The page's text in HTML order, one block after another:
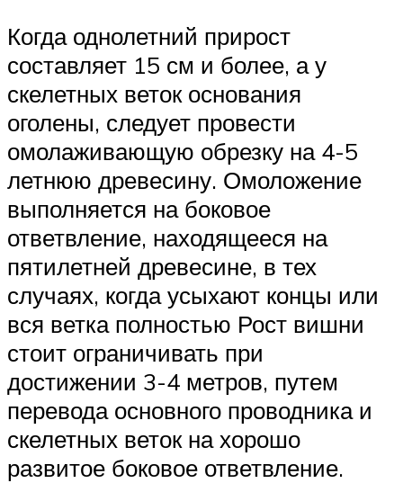
Когда однолетний прирост
составляет 15 см и более, а у
скелетных веток основания
оголены, следует провести
омолаживающую обрезку на 4-5
летнюю древесину. Омоложение
выполняется на боковое
ответвление, находящееся на
пятилетней древесине, в тех
случаях, когда усыхают концы или
вся ветка полностью Рост вишни
стоит ограничивать при
достижении 3-4 метров, путем
перевода основного проводника и
скелетных веток на хорошо
развитое боковое ответвление.